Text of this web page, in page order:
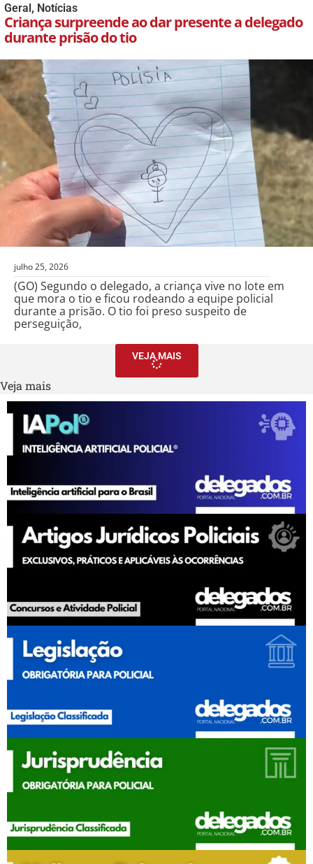
Geral, Notícias
Criança surpreende ao dar presente a delegado
durante prisão do tio
julho 25, 2026
(GO) Segundo o delegado, a criança vive no lote em
que mora o tio e ficou rodeando a equipe policial
durante a prisão. O tio foi preso suspeito de
perseguição,
VEJA MAIS
Veja mais